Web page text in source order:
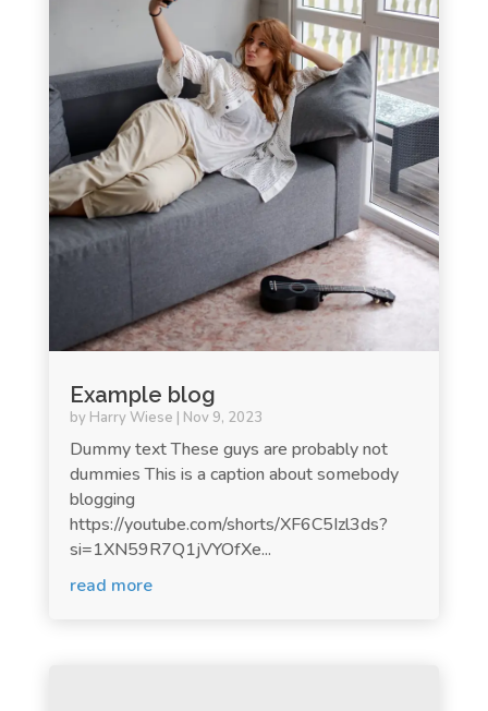
Example blog
by Harry Wiese Nov 9, 2023
Dummy text These guys are probably not
dummies This is a caption about somebody
blogging
https://youtube.com/shorts/XF6C5Izl3ds?
si=1XN59R7Q1jVYOfXe...
read more